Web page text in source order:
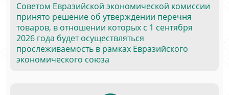
Советом Евразийской экономической комиссии
принято решение об утверждении перечня
товаров, в отношении которых с 1 сентября
2026 года будет осуществляться
прослеживаемость в рамках Евразийского
экономического союза